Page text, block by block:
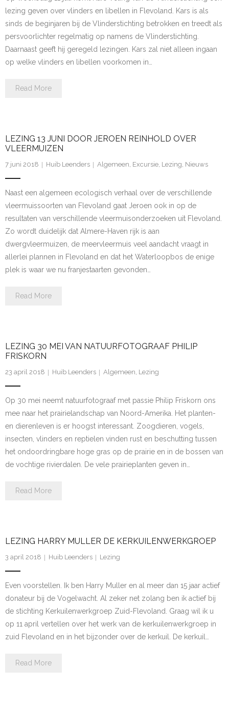
- - Grauwe Gans op je Tablet
Waarnemingen
- Waarnemingen
- Horsterwold
- Kromslootpark
- Lepelaarplassen
- Roggebotzand
- Telpost Kamperhoek
- Oostvaardersplassen
- Kwelzone - natte graslanden
- Gedragscode Vogels Kijken
lezing geven over vlinders en libellen in Flevoland. Kars is als
sinds de beginjaren bij de Vlinderstichting betrokken en treedt als
persvoorlichter regelmatig op namens de Vlinderstichting.
Daarnaast geeft hij geregeld lezingen. Kars zal niet alleen ingaan
op welke vlinders en libellen voorkomen in…
Read More
LEZING 13 JUNI DOOR JEROEN REINHOLD OVER
VLEERMUIZEN
7 juni 2018 Huib Leenders Algemeen, Excursie, Lezing, Nieuws
Naast een algemeen ecologisch verhaal over de verschillende
vleermuissoorten van Flevoland gaat Jeroen ook in op de
resultaten van verschillende vleermuisonderzoeken uit Flevoland.
Zo wordt duidelijk dat Almere-Haven rijk is aan
dwergvleermuizen, de meervleermuis veel aandacht vraagt in
allerlei plannen in Flevoland en dat het Waterloopbos de enige
plek is waar we nu franjestaarten gevonden…
Read More
LEZING 30 MEI VAN NATUURFOTOGRAAF PHILIP
FRISKORN
23 april 2018 Huib Leenders Algemeen, Lezing
Op 30 mei neemt natuurfotograaf met passie Philip Friskorn ons
mee naar het prairielandschap van Noord-Amerika. Het planten-
en dierenleven is er hoogst interessant. Zoogdieren, vogels,
insecten, vlinders en reptielen vinden rust en beschutting tussen
het ondoordringbare hoge gras op de prairie en in de bossen van
de vochtige rivierdalen. De vele prairieplanten geven in…
Read More
LEZING HARRY MULLER DE KERKUILENWERKGROEP
3 april 2018 Huib Leenders Lezing
Even voorstellen. Ik ben Harry Muller en al meer dan 15 jaar actief
donateur bij de Vogelwacht. Al zeker net zolang ben ik actief bij
de stichting Kerkuilenwerkgroep Zuid-Flevoland. Graag wil ik u
op 11 april vertellen over het werk van de kerkuilenwerkgroep in
zuid Flevoland en in het bijzonder over de kerkuil. De kerkuil…
Read More